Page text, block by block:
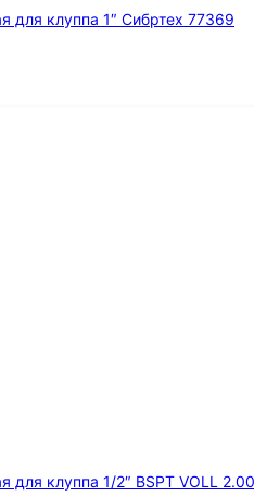
для клуппа 1″ Сибртех 77369
для клуппа 1/2″ BSPT VOLL